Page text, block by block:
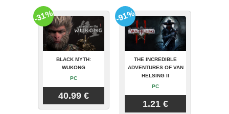
BLACK MYTH:
WUKONG
PC
40.99 €
-31%
THE INCREDIBLE
ADVENTURES OF VAN
HELSING II
PC
1.21 €
-91%